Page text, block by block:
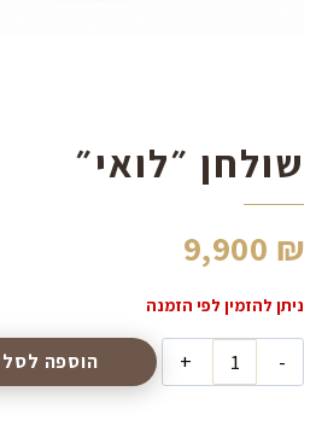
שולחן ״לואי״
9,900 ₪
כמות
של
הוספה לסל